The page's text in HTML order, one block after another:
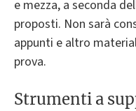
e mezza, a seconda
proposti. Non sarà
appunti e altro
prova.
Strumenti a